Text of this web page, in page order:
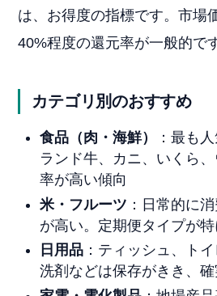
は、お得度の指標です。市場
40%程度の還元率が一般的で
カテゴリ別のおすすめ
食品（肉・海鮮）
：最も
ランド牛、カニ、いくら
率が高い傾向
米・フルーツ ：日常的に
が高い。定期便タイプが
日用品 ：ティッシュ、ト
洗剤などは保存がきき、